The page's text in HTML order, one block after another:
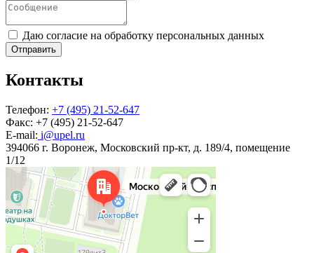
Даю согласие на обработку персональных данных
Отправить
Контакты
Телефон: +7 (495) 21-52-647
Факс: +7 (495) 21-52-647
E-mail: i@upel.ru
394066 г. Воронеж, Московский пр-кт, д. 189/4, помещение
1/12